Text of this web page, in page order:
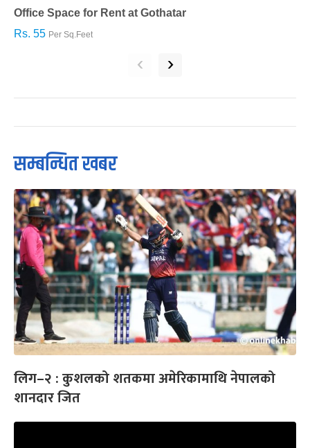
Office Space for Rent at Gothatar
Rs. 55 Per Sq.Feet
‹ ›
सम्बन्धित खबर
लिग–२ : कुशलको शतकमा अमेरिकामाथि नेपालको
शानदार जित